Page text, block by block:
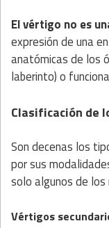
El vértigo no es
expresión de una
anatómicas de los
laberinto) o
Clasificación de
Son decenas los
por sus
solo algunos de
Vértigos